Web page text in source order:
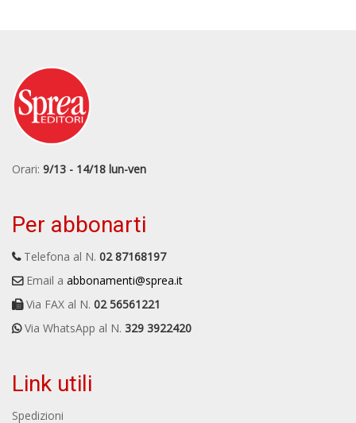
Orari: 9/13 - 14/18 lun-ven
Per abbonarti
Telefona al N. 02 87168197
Email a abbonamenti@sprea.it
Via FAX al N. 02 56561221
Via WhatsApp al N. 329 3922420
Link utili
Spedizioni